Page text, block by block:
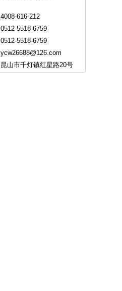
4008-616-212
0512-5518-6759
0512-5518-6759
ycw26688@126.com
昆山市千灯镇红星路20号